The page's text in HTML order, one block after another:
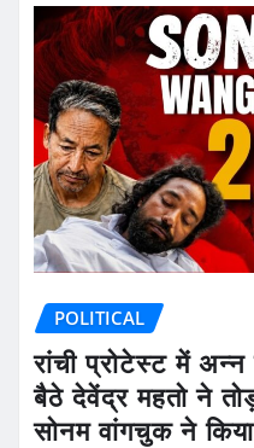
POLITICAL
रांची प्रोटेस्ट में
बैठे देवेंद्र महतो ने
सोनम वांगचुक ने